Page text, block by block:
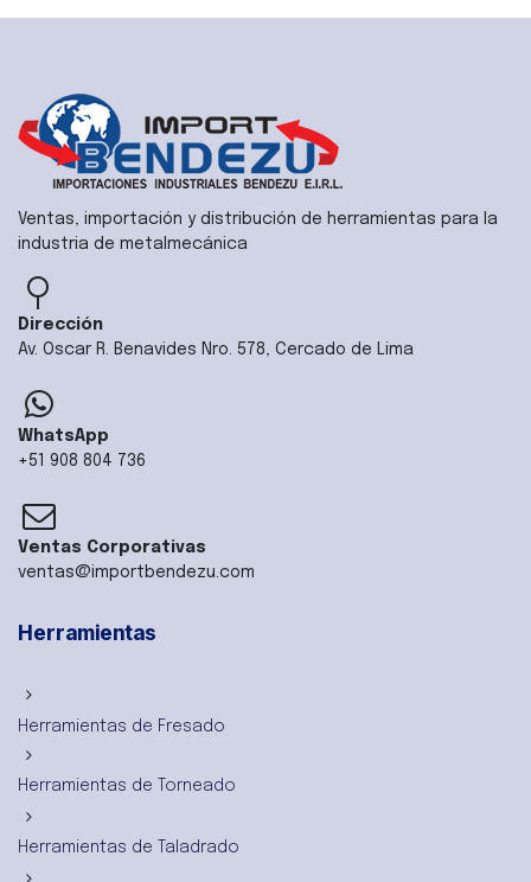
Ventas, importación y distribución de herramientas para la
industria de metalmecánica
Dirección
Av. Oscar R. Benavides Nro. 578, Cercado de Lima
WhatsApp
+51 908 804 736
Ventas Corporativas
ventas@importbendezu.com
Herramientas
Herramientas de Fresado
Herramientas de Torneado
Herramientas de Taladrado